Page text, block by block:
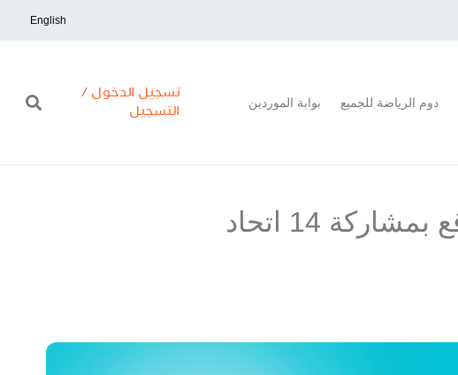
English
دوم الرياضة للجميع بوابة الموردين
تسجيل الدخول /
التسجيل
#تحرك_والعب تنظم تحديات على أرض الواقع بمشاركة 14 اتحاد